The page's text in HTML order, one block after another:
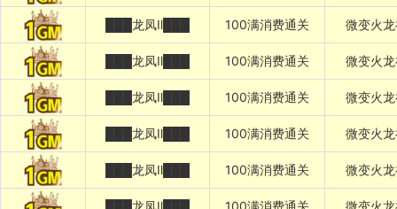
███龙凤Ⅱ███ 100满消费通关 微变火
███龙凤Ⅱ███ 100满消费通关 微变火
███龙凤Ⅱ███ 100满消费通关 微变火
███龙凤Ⅱ███ 100满消费通关 微变火
███龙凤Ⅱ███ 100满消费通关 微变火
███龙凤Ⅱ███ 100满消费通关 微变火